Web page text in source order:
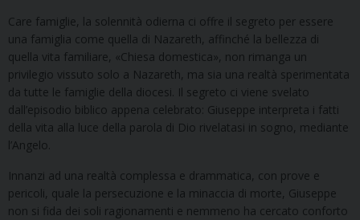
Care famiglie, la solennità odierna ci offre il segreto per essere
una famiglia come quella di Nazareth, affinché la bellezza di
quella vita familiare, «Chiesa domestica», non rimanga un
privilegio vissuto solo a Nazareth, ma sia una realtà sperimentata
da tutte le famiglie della diocesi. Il segreto ci viene svelato
dall’episodio biblico appena celebrato: Giuseppe interpreta i fatti
della vita alla luce della parola di Dio rivelatasi in sogno, mediante
l’Angelo.
Innanzi ad una realtà complessa e drammatica, con prove e
pericoli, quale la persecuzione e la minaccia di morte, Giuseppe
non si fida dei soli ragionamenti e nemmeno ha cercato conforto